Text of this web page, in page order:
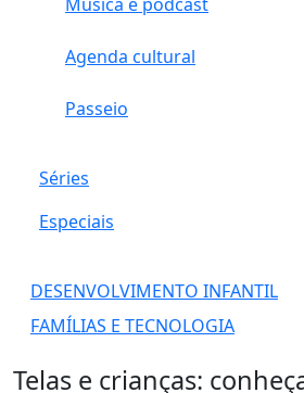
Agenda cultural
Passeio
Séries
Especiais
DESENVOLVIMENTO INFANTIL
FAMÍLIAS E TECNOLOGIA
Telas e crianças: